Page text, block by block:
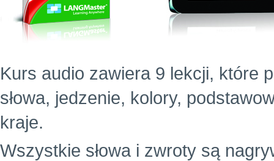
Kurs audio zawiera 9 lekcji, które
słowa, jedzenie, kolory,
kraje.
Wszystkie słowa i zwroty są